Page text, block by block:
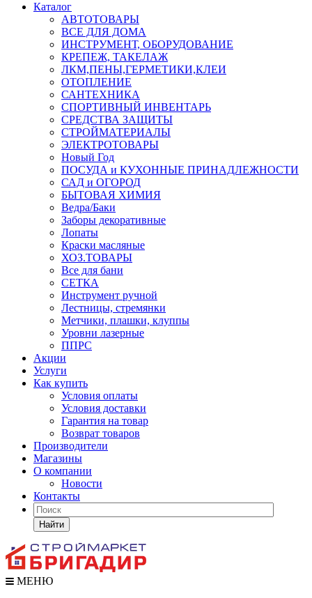
Каталог
АВТОТОВАРЫ
ВСЕ ДЛЯ ДОМА
ИНСТРУМЕНТ, ОБОРУДОВАНИЕ
КРЕПЕЖ, ТАКЕЛАЖ
ЛКМ,ПЕНЫ,ГЕРМЕТИКИ,КЛЕИ
ОТОПЛЕНИЕ
САНТЕХНИКА
СПОРТИВНЫЙ ИНВЕНТАРЬ
СРЕДСТВА ЗАЩИТЫ
СТРОЙМАТЕРИАЛЫ
ЭЛЕКТРОТОВАРЫ
Новый Год
ПОСУДА и КУХОННЫЕ ПРИНАДЛЕЖНОСТИ
САД и ОГОРОД
БЫТОВАЯ ХИМИЯ
Ведра/Баки
Заборы декоративные
Лопаты
Краски масляные
ХОЗ.ТОВАРЫ
Все для бани
СЕТКА
Инструмент ручной
Лестницы, стремянки
Метчики, плашки, клуппы
Уровни лазерные
ППРС
Акции
Услуги
Как купить
Условия оплаты
Условия доставки
Гарантия на товар
Возврат товаров
Производители
Магазины
О компании
Новости
Контакты
Найти
МЕНЮ